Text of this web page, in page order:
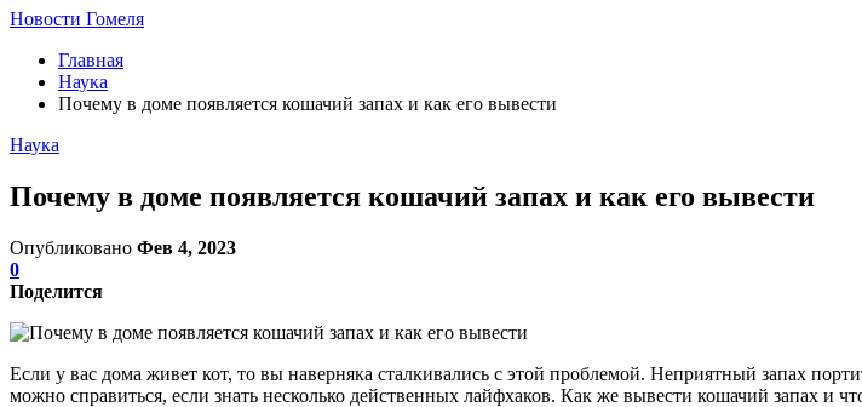
Новости Гомеля
Главная
Наука
Почему в доме появляется кошачий запах и как его вывести
Наука
Почему в доме появляется кошачий запах и как его вывести
Опубликовано Фев 4, 2023
0
Поделится
Если у вас дома живет кот, то вы наверняка сталкивались с этой проблемой. Неприятный запах
можно справиться, если знать несколько действенных лайфхаков. Как же вывести кошачий запах и